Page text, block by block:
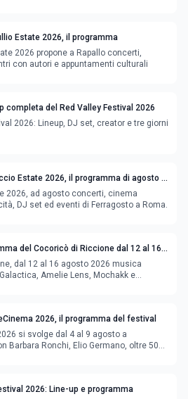
Estate 2026, il programma
2026 propone a Rapallo concerti,
con autori e appuntamenti culturali
completa del Red Valley Festival 2026
2026: Lineup, DJ set, creator e tre giorni
Estate 2026, il programma di agosto e
2026, ad agosto concerti, cinema
DJ set ed eventi di Ferragosto a Roma.
del Cocoricò di Riccione dal 12 al 16
dal 12 al 16 agosto 2026 musica
Amelie Lens, Mochakk e
2026, il programma del festival
si svolge dal 4 al 9 agosto a
Barbara Ronchi, Elio Germano, oltre 50
2026: Line-up e programma